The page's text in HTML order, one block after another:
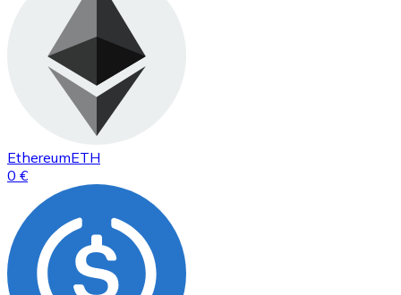
EthereumETH
0 €